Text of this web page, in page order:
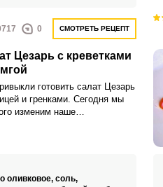
0 СМОТРЕТЬ РЕЦЕПТ
Цезарь с креветками
готовить салат Цезарь
и гренками. Сегодня мы
изменим наше
оливковое, соль,